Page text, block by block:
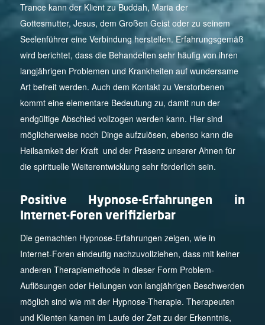
Trance kann der Klient zu Buddah, Maria der
Gottesmutter, Jesus, dem Großen Geist oder zu seinem
Seelenführer eine Verbindung herstellen. Erfahrungsgemäß
wird berichtet, dass die Behandelten sehr häufig von ihren
langjährigen Problemen und Krankheiten auf wundersame
Art befreit werden. Auch dem Kontakt zu Verstorbenen
kommt eine elementare Bedeutung zu, damit nun der
endgültige Abschied vollzogen werden kann. Hier sind
möglicherweise noch Dinge aufzulösen, ebenso kann die
Heilsamkeit der Kraft und der Präsenz unserer Ahnen für
die spirituelle Weiterentwicklung sehr förderlich sein.
Positive Hypnose-Erfahrungen in
Internet-Foren verifizierbar
Die gemachten Hypnose-Erfahrungen zeigen, wie in
Internet-Foren eindeutig nachzuvollziehen, dass mit keiner
anderen Therapiemethode in dieser Form Problem-
Auflösungen oder Heilungen von langjährigen Beschwerden
möglich sind wie mit der Hypnose-Therapie. Therapeuten
und Klienten kamen im Laufe der Zeit zu der Erkenntnis,